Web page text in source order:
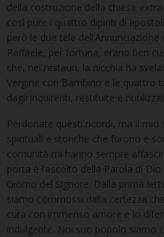
della costruzione della chiesa extra
così pure i quattro dipinti di
però le due tele dell’Annunciazione
Raffaele, per fortuna, erano ben
che, nei restauri, la nicchia ha
Vergine con Bambino e le quattro
dagli inquirenti, restituite e
Perdonate questi ricordi, ma il
spirituali e storiche che furono e
comunità mi hanno sempre
porta è l’ascolto della Parola di
Giorno del Signore. Dalla prima
siamo commossi dalla certezza
cura con immenso amore e lo
indulgente. Noi suo popolo siamo